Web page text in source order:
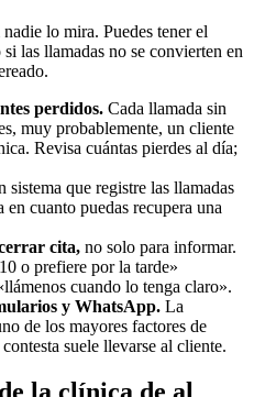
lo mira. Puedes tener el
las llamadas no se convierten en
perdidos. Cada llamada sin
muy probablemente, un cliente
Revisa cuántas pierdes al día;
sistema que registre las llamadas
cuanto puedas recupera una
cita, no solo para informar.
o prefiere por la tarde»
cuando lo tenga claro».
y WhatsApp. La
de los mayores factores de
suele llevarse al cliente.